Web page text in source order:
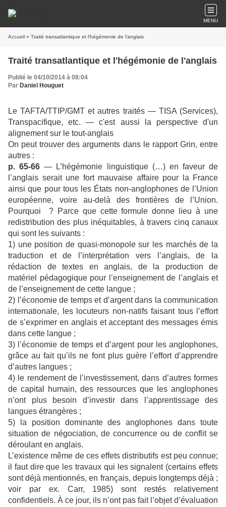
MENU
Accueil » Traité transatlantique et l'hégémonie de l'anglais
Traité transatlantique et l'hégémonie de l'anglais
Publié le 04/10/2014 à 08:04
Par Daniel Houguet
Le TAFTA/TTIP/GMT et autres traités — TISA (Services),
Transpacifique, etc. — c'est aussi la perspective d'un
alignement sur le tout-anglais
On peut trouver des arguments dans le rapport Grin, entre
autres :
p. 65-66 — L’hégémonie linguistique (…) en faveur de
l’anglais serait une fort mauvaise affaire pour la France
ainsi que pour tous les États non-anglophones de l’Union
européenne, voire au-delà des frontières de l’Union.
Pourquoi ? Parce que cette formule donne lieu à une
redistribution des plus inéquitables, à travers cinq canaux
qui sont les suivants :
1) une position de quasi-monopole sur les marchés de la
traduction et de l’interprétation vers l’anglais, de la
rédaction de textes en anglais, de la production de
matériel pédagogique pour l’enseignement de l’anglais et
de l’enseignement de cette langue ;
2) l’économie de temps et d’argent dans la communication
internationale, les locuteurs non-natifs faisant tous l’effort
de s’exprimer en anglais et acceptant des messages émis
dans cette langue ;
3) l’économie de temps et d’argent pour les anglophones,
grâce au fait qu’ils ne font plus guère l’effort d’apprendre
d’autres langues ;
4) le rendement de l’investissement, dans d’autres formes
de capital humain, des ressources que les anglophones
n’ont plus besoin d’investir dans l’apprentissage des
langues étrangères ;
5) la position dominante des anglophones dans toute
situation de négociation, de concurrence ou de conflit se
déroulant en anglais.
L’existence même de ces effets distributifs est peu connue;
il faut dire que les travaux qui les signalent (certains effets
sont déjà mentionnés, en français, depuis longtemps déjà ;
voir par ex. Carr, 1985) sont restés relativement
confidentiels. À ce jour, ils n’ont pas fait l’objet d’évaluation